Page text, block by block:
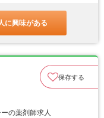
に興味がある
保存する
の薬剤師求人